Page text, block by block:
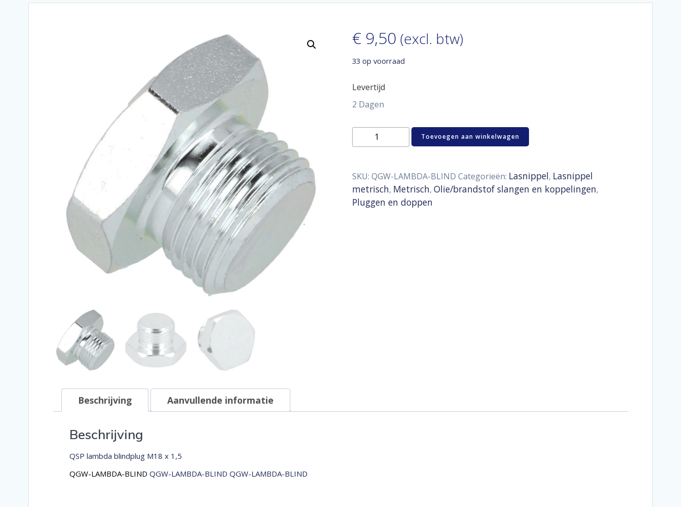
€9,50 (excl. btw)
33 op voorraad
Levertijd
2 Dagen
Lambda
blindplug
1,5
aantal
Toevoegen aan winkelwagen
SKU: QGW-LAMBDA-BLIND Categorieën: Lasnippel, Lasnippel
metrisch, Metrisch, Olie/brandstof slangen en koppelingen,
Pluggen en doppen
Beschrijving Aanvullende informatie
Beschrijving
QSP lambda blindplug M18 x 1,5
QGW-LAMBDA-BLIND QGW-LAMBDA-BLIND QGW-LAMBDA-BLIND